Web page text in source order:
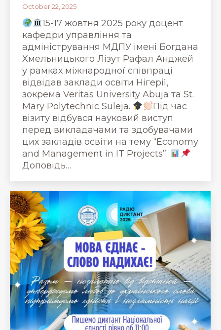
October 22, 2025
15-17 жовтня 2025 року доцент
кафедри управління та
адміністрування МДПУ імені Богдана
Хмельницького Лізут Рафал Анджей
у рамках міжнародної співпраці
відвідав заклади освіти Нігерії,
зокрема Veritas University Abuja та St.
Mary Polytechnic Suleja.
Під час
візиту відбувся науковий виступ
перед викладачами та здобувачами
цих закладів освіти на тему “Economy
and Management in IT Projects”.
Доповідь…